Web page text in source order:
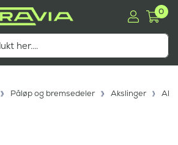
0
Påløp og bremsedeler Akslinger